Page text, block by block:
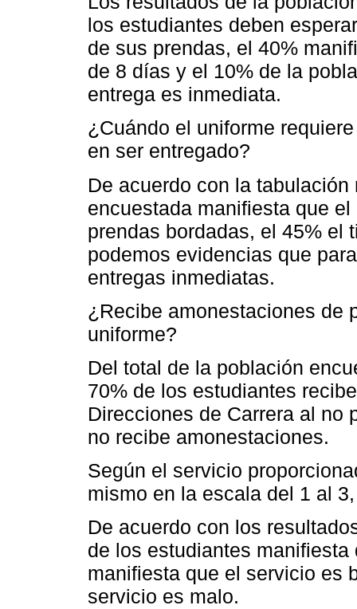
los estudiantes deben
de sus prendas, el 40%
de 8 días y el 10% de la
entrega es inmediata.
¿Cuándo el uniforme
en ser entregado?
De acuerdo con la
encuestada manifiesta que
prendas bordadas, el 45% el
podemos evidencias que
entregas inmediatas.
¿Recibe amonestaciones de
uniforme?
Del total de la población
70% de los estudiantes
Direcciones de Carrera al no
no recibe amonestaciones.
Según el servicio
mismo en la escala del 1 al
De acuerdo con los
de los estudiantes
manifiesta que el servicio es
servicio es malo.